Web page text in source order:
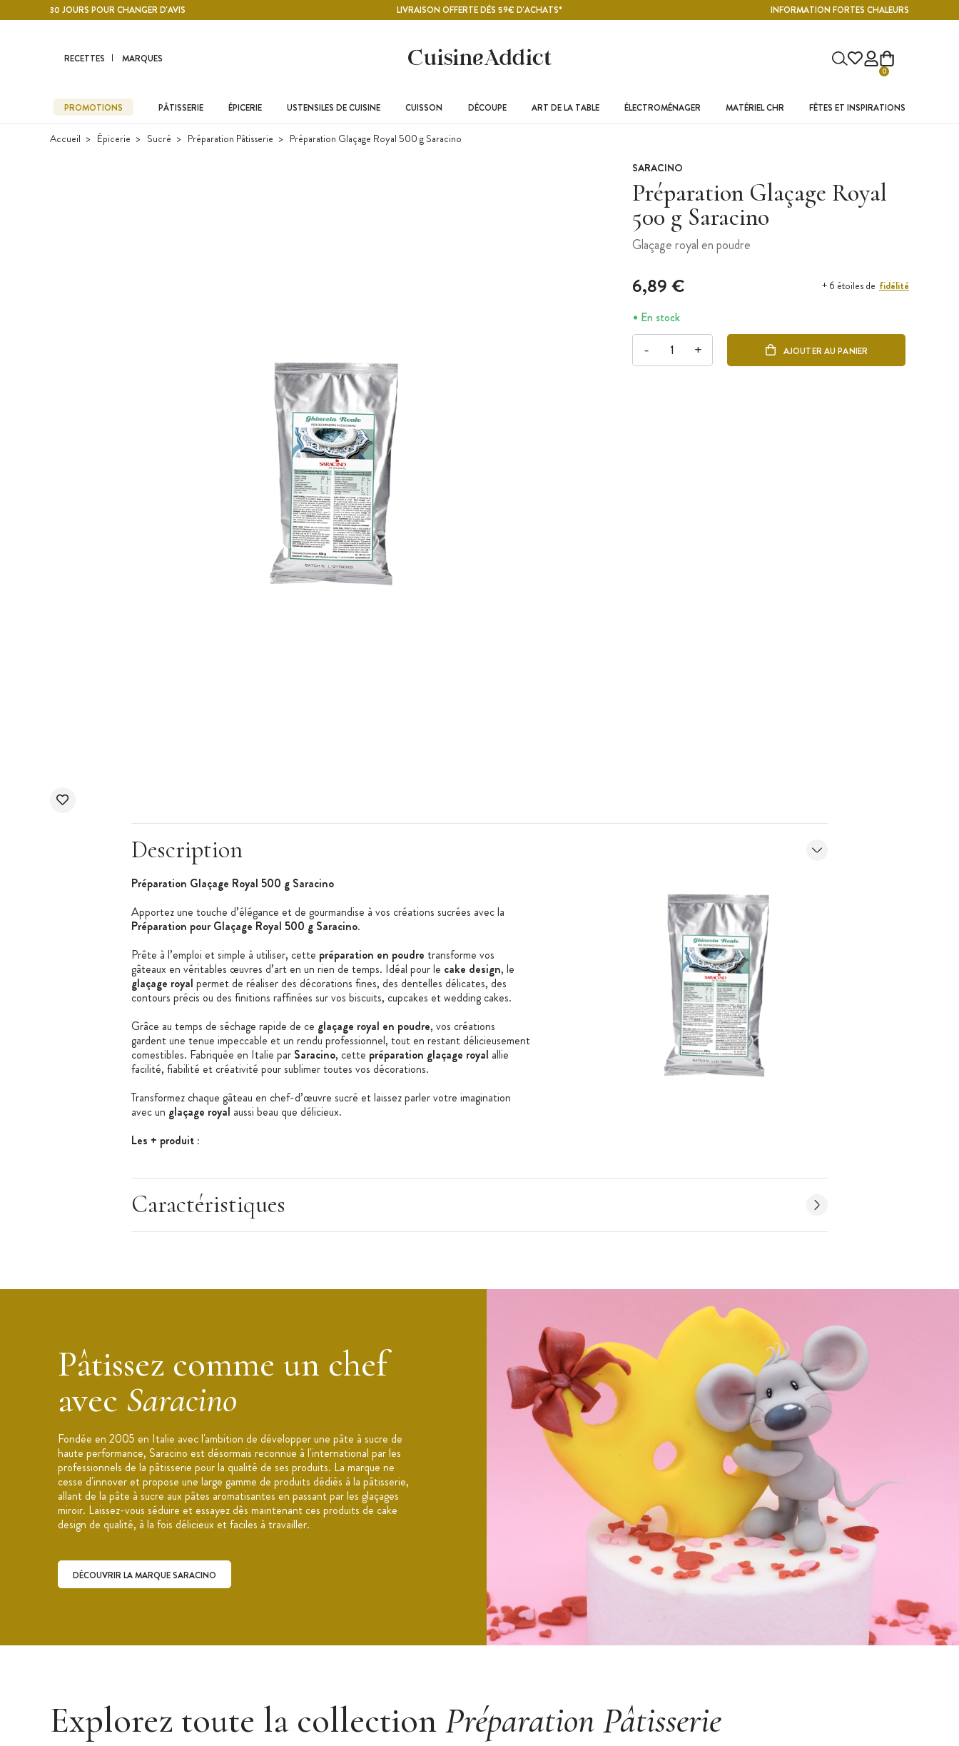
Contenu principal30 JOURS POUR CHANGER D'AVIS LIVRAISON OFFERTE DÈS 59€ D'ACHATS* INFORMATION FORTES CHALEURS
RECETTES MARQUES
0
PROMOTIONS PÂTISSERIE ÉPICERIE USTENSILES DE CUISINE CUISSON DÉCOUPE ART DE LA TABLE ÉLECTROMÉNAGER MATÉRIEL CHR FÊTES ET INSPIRATIONS
Accueil Épicerie Sucré Préparation Pâtisserie Préparation Glaçage Royal 500 g Saracino
SARACINO
Préparation Glaçage Royal
500 g Saracino
Glaçage royal en poudre
6,89 € + 6 étoiles de fidélité
En stock
- + AJOUTER AU PANIER
Description
Préparation Glaçage Royal 500 g Saracino
Apportez une touche d’élégance et de gourmandise à vos créations sucrées avec la
Préparation pour Glaçage Royal 500 g Saracino.
Prête à l’emploi et simple à utiliser, cette préparation en poudre transforme vos
gâteaux en véritables œuvres d’art en un rien de temps. Idéal pour le cake design, le
glaçage royal permet de réaliser des décorations fines, des dentelles délicates, des
contours précis ou des finitions raffinées sur vos biscuits, cupcakes et wedding cakes.
Grâce au temps de séchage rapide de ce glaçage royal en poudre, vos créations
gardent une tenue impeccable et un rendu professionnel, tout en restant délicieusement
comestibles. Fabriquée en Italie par Saracino, cette préparation glaçage royal allie
facilité, fiabilité et créativité pour sublimer toutes vos décorations.
Transformez chaque gâteau en chef-d’œuvre sucré et laissez parler votre imagination
avec un glaçage royal aussi beau que délicieux.
Les + produit :
Décorations fines et élégantes
Caractéristiques de la préparation :
Poids : 500 g
Ingrédients : sucre glace, blanc d'œuf en poudre, amidon de maïs, arôme
Allergènes : œuf
Utilisation : glaçage royal, décoration gâteau
Conservation : dans un endroit frais et sec, à l'abri de la lumière directe
Origine : Italie
Marque : Saracino
Caractéristiques
Pâtissez comme un chef
avec Saracino
Fondée en 2005 en Italie avec l'ambition de développer une pâte à sucre de
haute performance, Saracino est désormais reconnue à l'international par les
professionnels de la pâtisserie pour la qualité de ses produits. La marque ne
cesse d'innover et propose une large gamme de produits dédiés à la pâtisserie,
allant de la pâte à sucre aux pâtes aromatisantes en passant par les glaçages
miroir. Laissez-vous séduire et essayez dès maintenant ces produits de cake
design de qualité, à la fois délicieux et faciles à travailler.
DÉCOUVRIR LA MARQUE SARACINO
Explorez toute la collection Préparation Pâtisserie